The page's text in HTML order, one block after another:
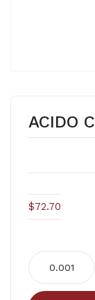
ACIDO
$72.70
CITRICO
cantidad